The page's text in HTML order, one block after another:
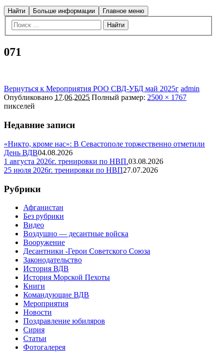
Найти Больше информации Главное меню
071
Вернуться к Мероприятия РОО СВД-УБД май 2025г admin
Опубликовано 17.06.2025 Полный размер: 2500 × 1767
пикселей
Недавние записи
«Никто, кроме нас»: В Севастополе торжественно отметили
День ВДВ04.08.2026
1 августа 2026г. тренировки по НВП.03.08.2026
25 июля 2026г. тренировки по НВП27.07.2026
Рубрики
Афганистан
Без рубрики
Видео
Воздушно — десантные войска
Вооружение
Десантники -Герои Советского Союза
Законодательство
История ВДВ
История Морской Пехоты
Книги
Командующие ВДВ
Мероприятия
Новости
Поздравление юбиляров
Сирия
Статьи
Фотогалерея